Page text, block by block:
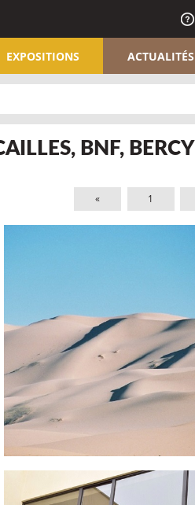
EXPOSITIONS ACTUALITÉS
BNF, BERCY
« 1